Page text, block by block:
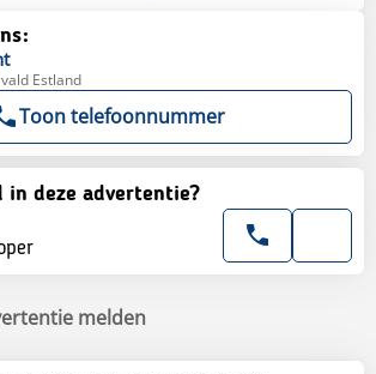
Estland
Toon telefoonnummer
in deze advertentie?
melden